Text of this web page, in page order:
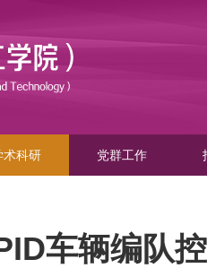
术科研 党群工作
车辆编队